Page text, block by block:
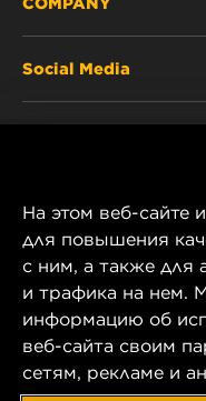
CAREER
COMPANY STORE
DATA PRIVACY
Social Media
Instagram
YouTube
1 Wix Way
P.O. Box 1967
Gastonia, NC 28054
На этом веб-сайте
для повышения
с ним, а также для
и трафика на нем.
информацию об
веб-сайта своим
сетям, рекламе и